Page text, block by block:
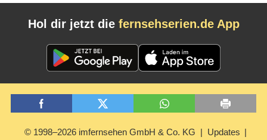
Hol dir jetzt die fernsehserien.de App
© 1998–2026 imfernsehen GmbH & Co. KG Updates